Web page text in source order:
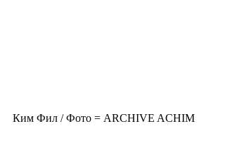
Ким Фил / Фото = ARCHIVE ACHIM